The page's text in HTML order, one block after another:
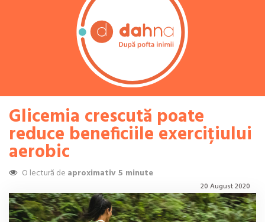
Glicemia crescută poate
reduce beneficiile exercițiului
aerobic
O lectură de aproximativ 5 minute
20 August 2020